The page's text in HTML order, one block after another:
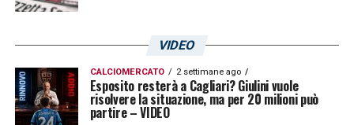
queste ore ne è la prova lampante. Strappare
il sì del calciatore permetterebbe alla società
di consegnare a Filippo Inzaghi una pedina
fondamentale già per i primi giorni del ritiro
pre-campionato. La trattativa non è
VIDEO
CALCIOMERCATO 2 settimane ago
Esposito resterà a Cagliari? Giulini vuole
risolvere la situazione, ma per 20 milioni può
partire – VIDEO